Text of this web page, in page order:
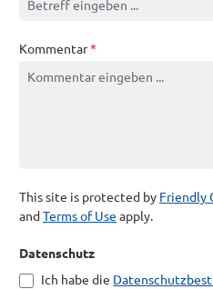
Kommentar*
This site is protected by Friendly
andTerms of Use apply.
Datenschutz
Ich habe die